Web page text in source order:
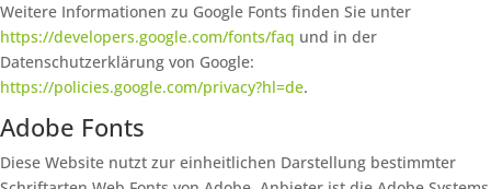
Weitere Informationen zu Google Fonts finden Sie unter
https://developers.google.com/fonts/faq und in der
Datenschutzerklärung von Google:
https://policies.google.com/privacy?hl=de.
Adobe Fonts
Diese Website nutzt zur einheitlichen Darstellung bestimmter